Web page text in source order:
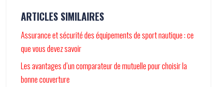
ARTICLES SIMILAIRES
Assurance et sécurité des équipements de sport nautique : ce
que vous devez savoir
Les avantages d’un comparateur de mutuelle pour choisir la
bonne couverture